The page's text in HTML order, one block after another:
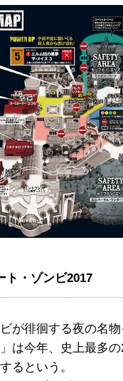
ト・ゾンビ2017
が徘徊する夜の名物
は今年、史上最多
るという。